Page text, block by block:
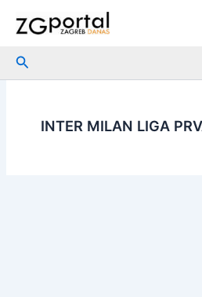
Search
INTER MILAN LIGA